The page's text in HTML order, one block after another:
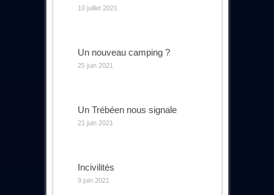
10 juillet 2021
Un nouveau camping ?
25 juin 2021
Un Trébéen nous signale
21 juin 2021
Incivilités
9 juin 2021